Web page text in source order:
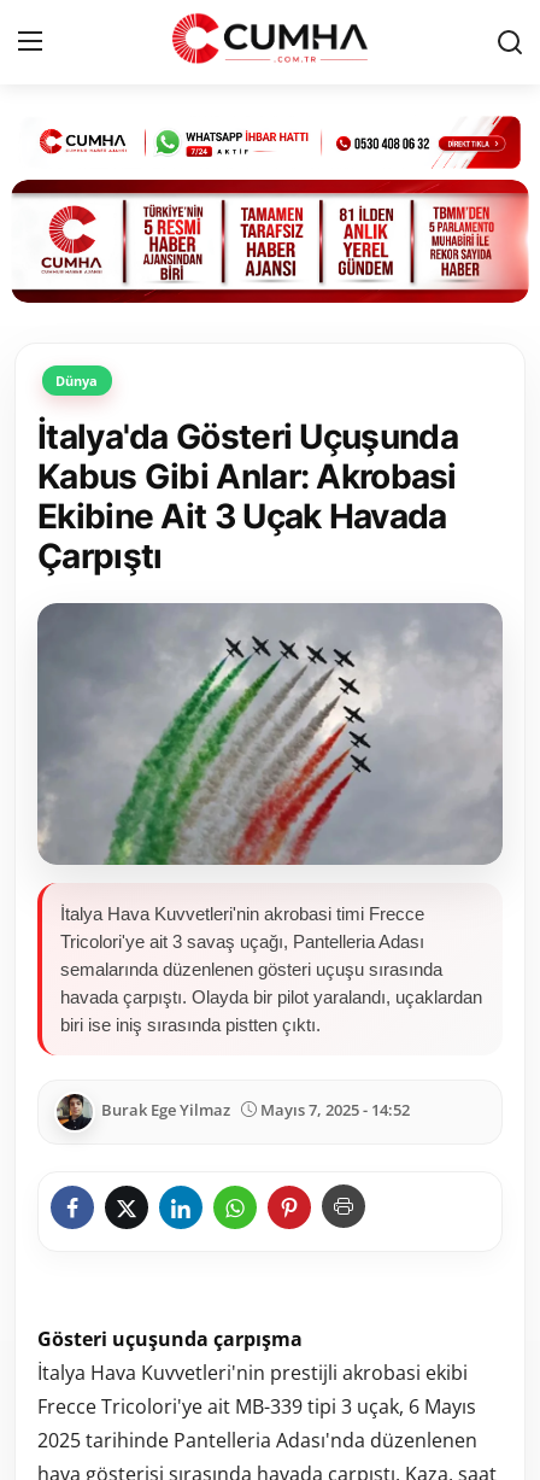
Kurumsal
Cumhurbaşkanlığı
Bakanlıklar
Siyasi Partiler
Yerel Yönetimler
Mülki İdare
Toplum ve Yaşam
Sivil Toplum Kuruluşları
Kamu Kurumları ve Üst Kurullar
Resmi Reklamlar
Dünya
İtalya'da Gösteri Uçuşunda
Kabus Gibi Anlar: Akrobasi
Ekibine Ait 3 Uçak Havada
Çarpıştı
İtalya Hava Kuvvetleri'nin akrobasi timi Frecce
Tricolori'ye ait 3 savaş uçağı, Pantelleria Adası
semalarında düzenlenen gösteri uçuşu sırasında
havada çarpıştı. Olayda bir pilot yaralandı, uçaklardan
biri ise iniş sırasında pistten çıktı.
Burak Ege Yilmaz Mayıs 7, 2025 - 14:52
Gösteri uçuşunda çarpışma
İtalya Hava Kuvvetleri'nin prestijli akrobasi ekibi
Frecce Tricolori'ye ait MB-339 tipi 3 uçak, 6 Mayıs
2025 tarihinde Pantelleria Adası'nda düzenlenen
hava gösterisi sırasında havada çarpıştı. Kaza, saat